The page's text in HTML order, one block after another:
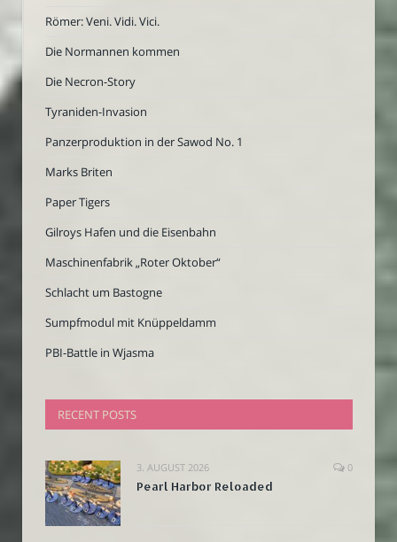
Römer: Veni. Vidi. Vici.
Die Normannen kommen
Die Necron-Story
Tyraniden-Invasion
Panzerproduktion in der Sawod No. 1
Marks Briten
Paper Tigers
Gilroys Hafen und die Eisenbahn
Maschinenfabrik „Roter Oktober“
Schlacht um Bastogne
Sumpfmodul mit Knüppeldamm
PBI-Battle in Wjasma
RECENT POSTS
3. AUGUST 2026 0
Pearl Harbor Reloaded